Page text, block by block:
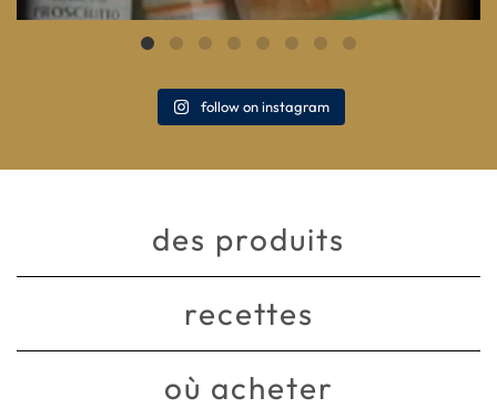
follow on instagram
des produits
recettes
où acheter